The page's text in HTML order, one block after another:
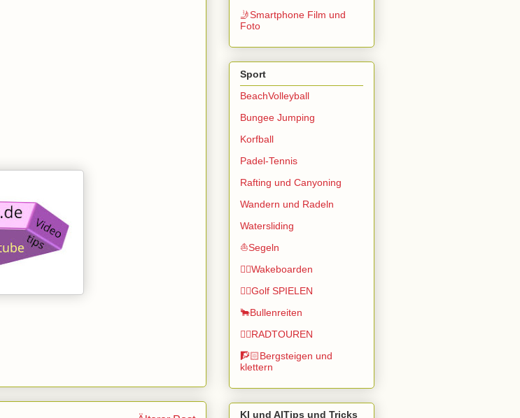
🤳Smartphone Film und
Foto
Sport
BeachVolleyball
Bungee Jumping
Korfball
Padel-Tennis
Rafting und Canyoning
Wandern und Radeln
Watersliding
⛵Segeln
🏄🏽Wakeboarden
🏌️‍♂️Golf SPIELEN
🐂Bullenreiten
🚴‍♂️RADTOUREN
🧗🏻Bergsteigen und
klettern
KI und AITips und Tricks